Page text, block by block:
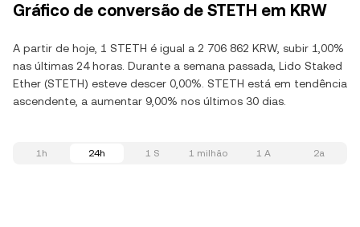
Gráfico de conversão de STETH em KRW
A partir de hoje, 1 STETH é igual a 2 706 862 KRW, subir 1,00%
nas últimas 24 horas. Durante a semana passada, Lido Staked
Ether (STETH) esteve descer 0,00%. STETH está em tendência
ascendente, a aumentar 9,00% nos últimos 30 dias.
1h 24h 1 S 1 milhão 1 A 2a